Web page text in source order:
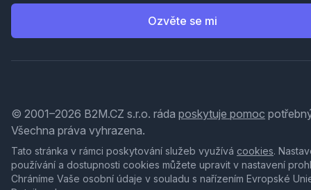
Ozvěte se mi
© 2001–2026 B2M.CZ s.r.o. ráda poskytuje pomoc
Všechna práva vyhrazena.
Tato stránka v rámci poskytování služeb využívá cookies.
používání a dostupnosti cookies můžete upravit v nastavení
Chráníme Vaše osobní údaje v souladu s nařízením Evropské